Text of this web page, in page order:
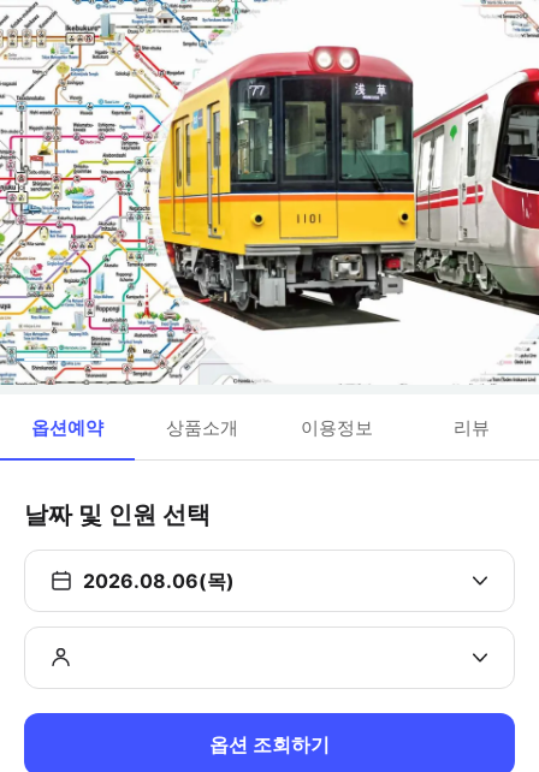
옵션예약 상품소개 이용정보 리뷰
날짜 및 인원 선택
2026.08.06(목)
옵션 조회하기